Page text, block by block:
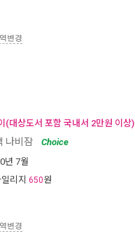
변경
(대상도서 포함 국내서 2만원 이상)
나비잠
Choice
년 7월
리지 650원
변경